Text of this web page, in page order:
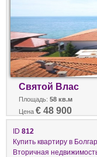
Святой Влас
Площадь: 58 кв.м
Цена € 48 900
ID 812
Купить квартиру в
Вторичная